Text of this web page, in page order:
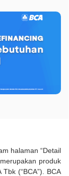
halaman “Detail
produk
(“BCA”). BCA